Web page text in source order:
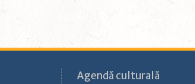
Agendă culturală